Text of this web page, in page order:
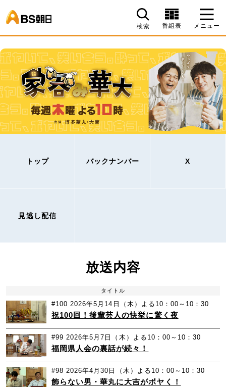
検索 番組表 メニュー
トップ バックナンバー X
見逃し配信
放送内容
タイトル
#100 2026年5月14日（木）よる10：00～10：30
祝100回！後輩芸人の快挙に驚く夜
#99 2026年5月7日（木）よる10：00～10：30
福岡県人会の裏話が続々！
#98 2026年4月30日（木）よる10：00～10：30
飾らない男・華丸に大吉がボヤく！